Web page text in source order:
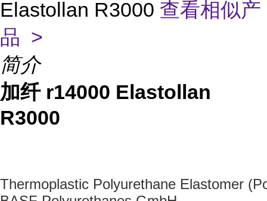
Elastollan R3000 查看相似产
品 >
简介
加纤 r14000 Elastollan
R3000
Thermoplastic Polyurethane Elastomer